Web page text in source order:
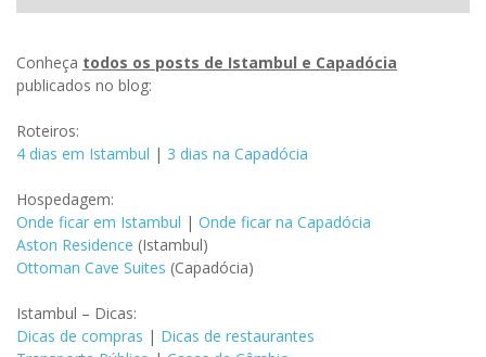
Conheça todos os posts de Istambul e Capadócia
publicados no blog:
Roteiros:
4 dias em Istambul | 3 dias na Capadócia
Hospedagem:
Onde ficar em Istambul | Onde ficar na Capadócia
Aston Residence (Istambul)
Ottoman Cave Suites (Capadócia)
Istambul – Dicas:
Dicas de compras | Dicas de restaurantes